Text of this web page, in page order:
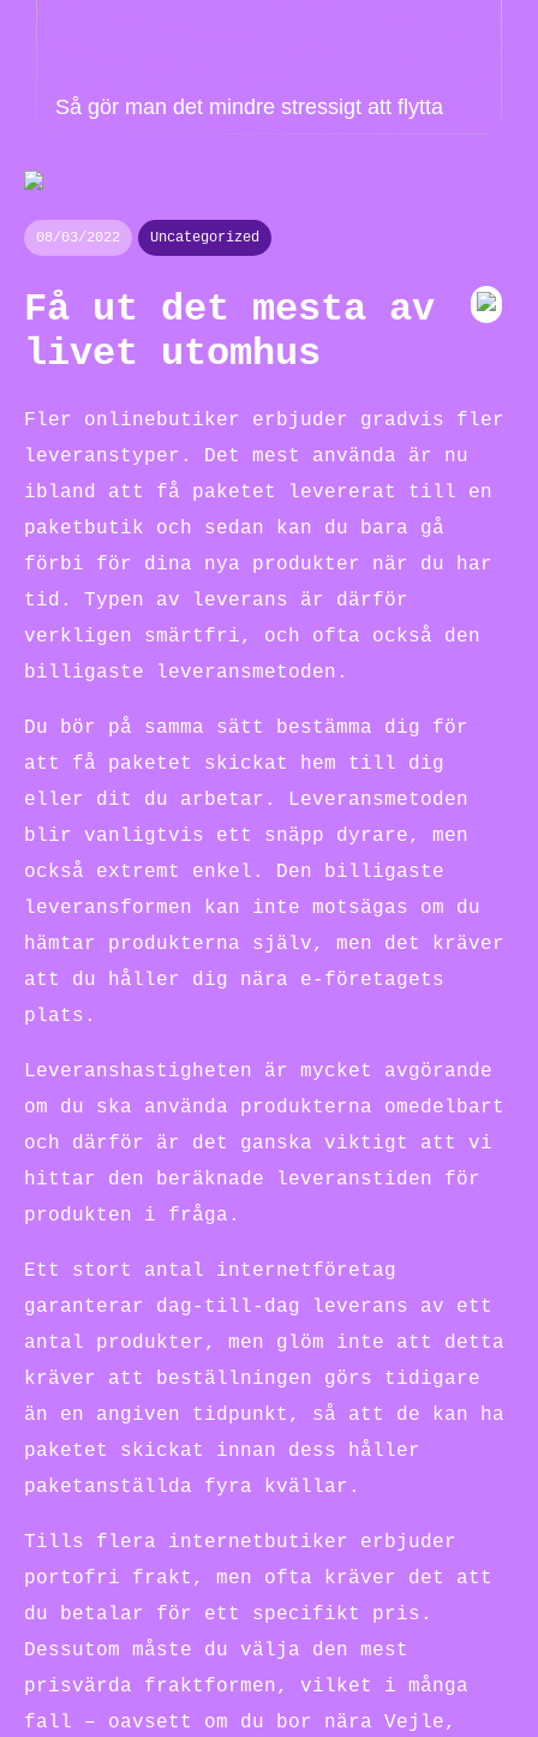
Så gör man det mindre stressigt att flytta
08/03/2022 Uncategorized
Få ut det mesta av
livet utomhus
Fler onlinebutiker erbjuder gradvis fler
leveranstyper. Det mest använda är nu
ibland att få paketet levererat till en
paketbutik och sedan kan du bara gå
förbi för dina nya produkter när du har
tid. Typen av leverans är därför
verkligen smärtfri, och ofta också den
billigaste leveransmetoden.
Du bör på samma sätt bestämma dig för
att få paketet skickat hem till dig
eller dit du arbetar. Leveransmetoden
blir vanligtvis ett snäpp dyrare, men
också extremt enkel. Den billigaste
leveransformen kan inte motsägas om du
hämtar produkterna själv, men det kräver
att du håller dig nära e-företagets
plats.
Leveranshastigheten är mycket avgörande
om du ska använda produkterna omedelbart
och därför är det ganska viktigt att vi
hittar den beräknade leveranstiden för
produkten i fråga.
Ett stort antal internetföretag
garanterar dag-till-dag leverans av ett
antal produkter, men glöm inte att detta
kräver att beställningen görs tidigare
än en angiven tidpunkt, så att de kan ha
paketet skickat innan dess håller
paketanställda fyra kvällar.
Tills flera internetbutiker erbjuder
portofri frakt, men ofta kräver det att
du betalar för ett specifikt pris.
Dessutom måste du välja den mest
prisvärda fraktformen, vilket i många
fall – oavsett om du bor nära Vejle,